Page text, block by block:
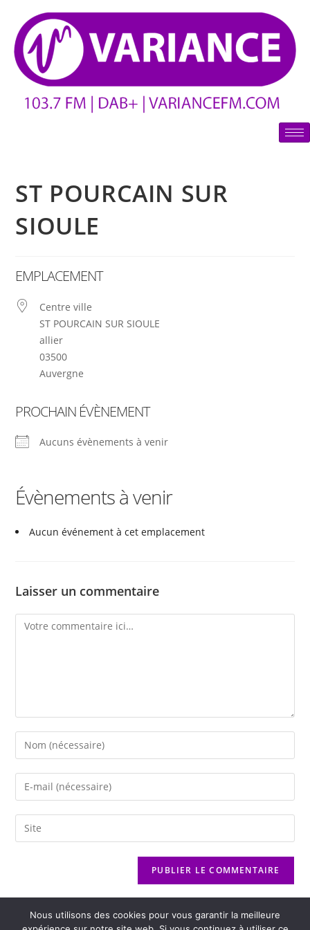
ST POURCAIN SUR
SIOULE
EMPLACEMENT
Centre ville
ST POURCAIN SUR SIOULE
allier
03500
Auvergne
PROCHAIN ÉVÈNEMENT
Aucuns évènements à venir
Évènements à venir
Aucun événement à cet emplacement
Laisser un commentaire
Nous utilisons des cookies pour vous garantir la meilleure